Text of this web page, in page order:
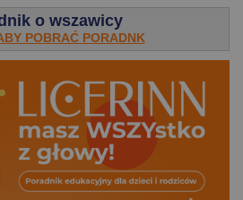
o wszawicy
POBRAĆ PORADNK